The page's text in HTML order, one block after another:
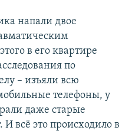
напали двое
в его квартире
по
– изъяли всю
телефоны, у
даже старые
всё это происходило в